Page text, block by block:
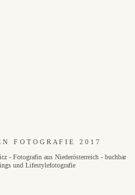
N F O T O G R A F I E 2 0 1 7
- Fotografin aus Niederösterreich - buchbar
und Lifestylefotografie